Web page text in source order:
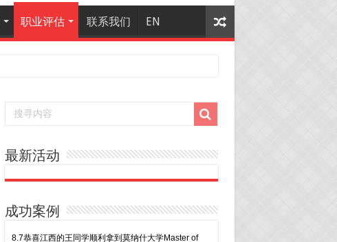
职业评估 联系我们 EN
最新活动
成功案例
7.30恭喜广东的林同学500学生签证顺利下签！